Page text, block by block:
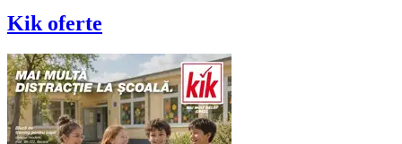
Kik oferte